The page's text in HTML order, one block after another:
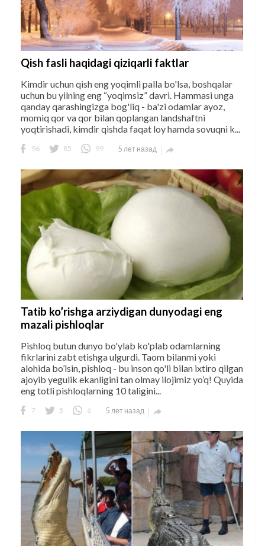
Qish fasli haqidagi qiziqarli faktlar
Kimdir uchun qish eng yoqimli palla bo'lsa, boshqalar
uchun bu yilning eng “yoqimsiz” davri. Hammasi unga
qanday qarashingizga bog'liq - ba'zi odamlar ayoz,
momiq qor va qor bilan qoplangan landshaftni
yoqtirishadi, kimdir qishda faqat loy hamda sovuqni k...
96 85 99 5 лет назад 
Tatib ko’rishga arziydigan dunyodagi eng
mazali pishloqlar
Pishloq butun dunyo bo'ylab ko'plab odamlarning
fikrlarini zabt etishga ulgurdi. Taom bilanmi yoki
alohida bo’lsin, pishloq - bu inson qo'li bilan ixtiro qilgan
ajoyib yegulik ekanligini tan olmay ilojimiz yo’q! Quyida
eng totli pishloqlarning 10 taligini...
7 5 6 5 лет назад 